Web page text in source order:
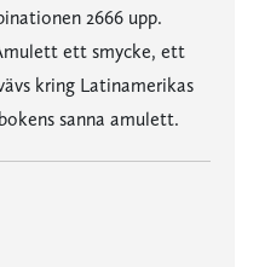
2666 upp.
ett smycke, ett
kring Latinamerikas
sanna amulett.